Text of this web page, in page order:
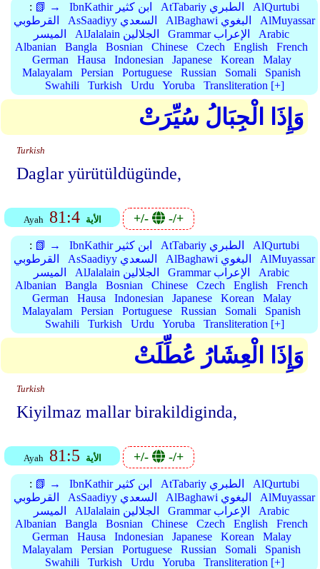
: 📗 → IbnKathir ابن كثير AtTabariy الطبري
AlQurtubi
القرطوبي
AsSaadiyy السعدي AlBaghawi البغوي
AlMuyassar
الميسر
AlJalalain الجلالين Grammar الإعراب
Arabic
Albanian
Bangla Bosnian Chinese Czech English
French
German
Hausa Indonesian Japanese Korean
Malay
Malayalam
Persian Portuguese Russian Somali
Spanish
Swahili
Turkish Urdu Yoruba Transliteration [+]
وَإِذَا الْجِبَالُ سُيِّرَتْ
Turkish
Daglar yürütüldügünde,
Ayah 81:4 الأية +/- -/+
: 📗 → IbnKathir ابن كثير AtTabariy الطبري
AlQurtubi
القرطوبي
AsSaadiyy السعدي AlBaghawi البغوي
AlMuyassar
الميسر
AlJalalain الجلالين Grammar الإعراب
Arabic
Albanian
Bangla Bosnian Chinese Czech English
French
German
Hausa Indonesian Japanese Korean
Malay
Malayalam
Persian Portuguese Russian Somali
Spanish
Swahili
Turkish Urdu Yoruba Transliteration [+]
وَإِذَا الْعِشَارُ عُطِّلَتْ
Turkish
Kiyilmaz mallar birakildiginda,
Ayah 81:5 الأية +/- -/+
: 📗 → IbnKathir ابن كثير AtTabariy الطبري
AlQurtubi
القرطوبي
AsSaadiyy السعدي AlBaghawi البغوي
AlMuyassar
الميسر
AlJalalain الجلالين Grammar الإعراب
Arabic
Albanian
Bangla Bosnian Chinese Czech English
French
German
Hausa Indonesian Japanese Korean
Malay
Malayalam
Persian Portuguese Russian Somali
Spanish
Swahili
Turkish Urdu Yoruba Transliteration [+]